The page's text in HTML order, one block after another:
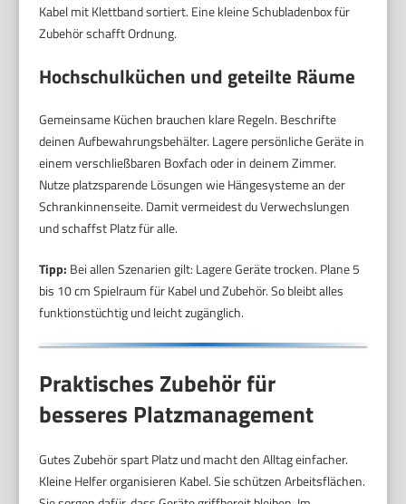
Kabel mit Klettband sortiert. Eine kleine Schubladenbox für
Zubehör schafft Ordnung.
Hochschulküchen und geteilte Räume
Gemeinsame Küchen brauchen klare Regeln. Beschrifte
deinen Aufbewahrungsbehälter. Lagere persönliche Geräte in
einem verschließbaren Boxfach oder in deinem Zimmer.
Nutze platzsparende Lösungen wie Hängesysteme an der
Schrankinnenseite. Damit vermeidest du Verwechslungen
und schaffst Platz für alle.
Tipp: Bei allen Szenarien gilt: Lagere Geräte trocken. Plane 5
bis 10 cm Spielraum für Kabel und Zubehör. So bleibt alles
funktionstüchtig und leicht zugänglich.
Praktisches Zubehör für
besseres Platzmanagement
Gutes Zubehör spart Platz und macht den Alltag einfacher.
Kleine Helfer organisieren Kabel. Sie schützen Arbeitsflächen.